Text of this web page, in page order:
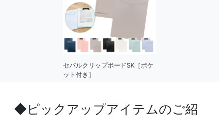
セパルクリップボードSK［ポケ
ット付き］
◆ピックアップアイテムのご紹